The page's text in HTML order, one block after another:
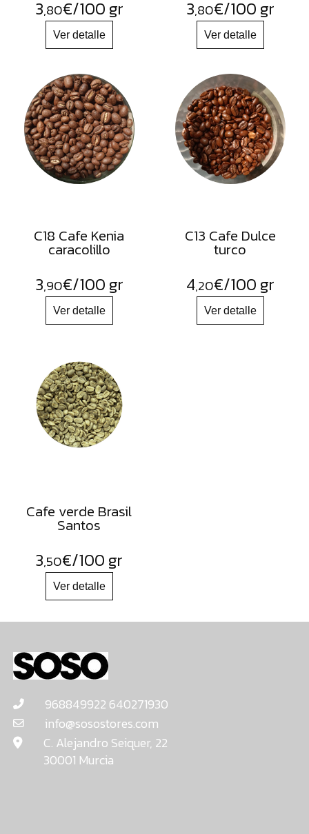
3,80€/100 gr 3,80€/100 gr
C18 Cafe Kenia
caracolillo
3,90€/100 gr
C13 Cafe Dulce
turco
4,20€/100 gr
Cafe verde Brasil
Santos
3,50€/100 gr
968849922 640271930
info@sosostores.com
C. Alejandro Seiquer, 22
30001 Murcia